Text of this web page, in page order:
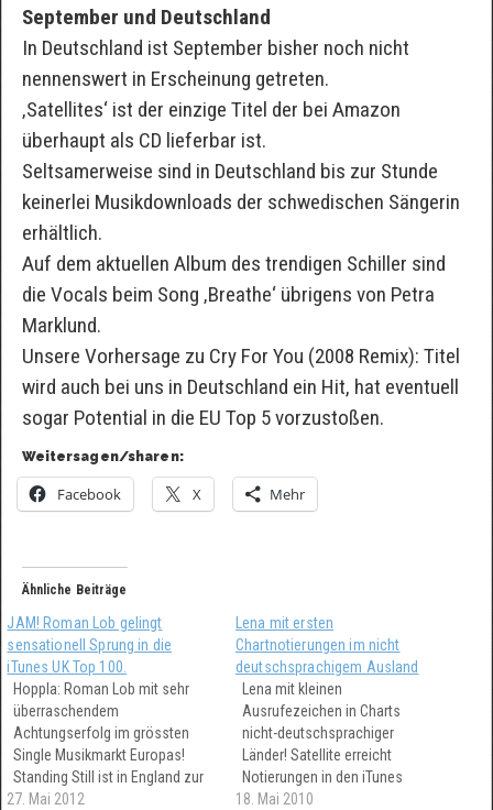
September und Deutschland
In Deutschland ist September bisher noch nicht
nennenswert in Erscheinung getreten.
‚Satellites‘ ist der einzige Titel der bei Amazon
überhaupt als CD lieferbar ist.
Seltsamerweise sind in Deutschland bis zur Stunde
keinerlei Musikdownloads der schwedischen Sängerin
erhältlich.
Auf dem aktuellen Album des trendigen Schiller sind
die Vocals beim Song ‚Breathe‘ übrigens von Petra
Marklund.
Unsere Vorhersage zu Cry For You (2008 Remix): Titel
wird auch bei uns in Deutschland ein Hit, hat eventuell
sogar Potential in die EU Top 5 vorzustoßen.
Weitersagen/sharen:
Facebook X Mehr
Ähnliche Beiträge
JAM! Roman Lob gelingt
sensationell Sprung in die
iTunes UK Top 100.
Hoppla: Roman Lob mit sehr
überraschendem
Achtungserfolg im grössten
Single Musikmarkt Europas!
Standing Still ist in England zur
Stunde der zweitbest
27. Mai 2012
Lena mit ersten
Chartnotierungen im nicht
deutschsprachigem Ausland
Lena mit kleinen
Ausrufezeichen in Charts
nicht-deutschsprachiger
Länder! Satellite erreicht
Notierungen in den iTunes
Download Charts von
18. Mai 2010